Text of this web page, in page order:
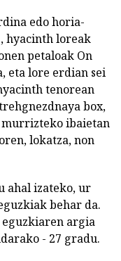
edo horia-
hyacinth loreak
petaloak On
eta lore erdian sei
tenorean
box,
ibaietan
lokatza, non
ahal izateko, ur
behar da.
argia
- 27 gradu.